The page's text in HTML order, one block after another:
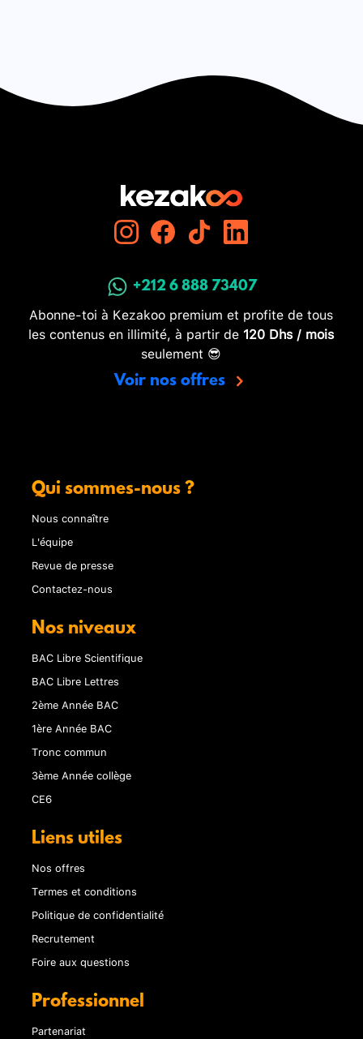
+212 6 888 73407
Abonne-toi à Kezakoo premium et profite de tous
les contenus en illimité, à partir de 120 Dhs / mois
seulement 😎
Voir nos offres
Qui sommes-nous ?
Nous connaître
L'équipe
Revue de presse
Contactez-nous
Nos niveaux
BAC Libre Scientifique
BAC Libre Lettres
2ème Année BAC
1ère Année BAC
Tronc commun
3ème Année collège
CE6
Liens utiles
Nos offres
Termes et conditions
Politique de confidentialité
Recrutement
Foire aux questions
Professionnel
Partenariat